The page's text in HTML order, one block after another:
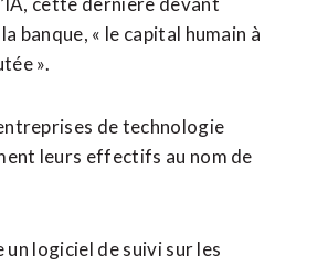
banque, « le capital humain à
».
de technologie
leurs effectifs au nom de
logiciel de suivi sur les